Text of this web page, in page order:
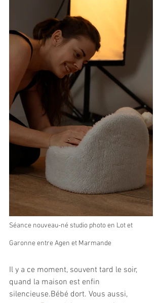
Séance nouveau-né studio photo en Lot et
Garonne entre Agen et Marmande
Il y a ce moment, souvent tard le soir,
quand la maison est enfin
silencieuse.Bébé dort. Vous aussi,